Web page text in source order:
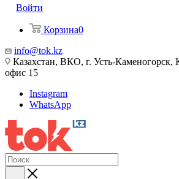
Войти
Корзина0
info@tok.kz
Казахстан, ВКО, г. Усть-Каменогорск,
офис 15
Instagram
WhatsApp